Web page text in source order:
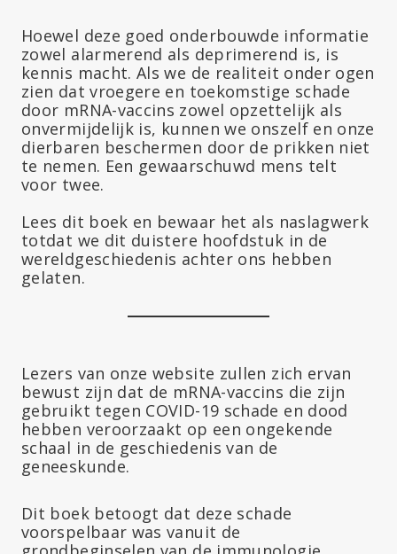
Hoewel deze goed onderbouwde informatie
zowel alarmerend als deprimerend is, is
kennis macht. Als we de realiteit onder ogen
zien dat vroegere en toekomstige schade
door mRNA-vaccins zowel opzettelijk als
onvermijdelijk is, kunnen we onszelf en onze
dierbaren beschermen door de prikken niet
te nemen. Een gewaarschuwd mens telt
voor twee.
Lees dit boek en bewaar het als naslagwerk
totdat we dit duistere hoofdstuk in de
wereldgeschiedenis achter ons hebben
gelaten.
Lezers van onze website zullen zich ervan
bewust zijn dat de mRNA-vaccins die zijn
gebruikt tegen COVID-19 schade en dood
hebben veroorzaakt op een ongekende
schaal in de geschiedenis van de
geneeskunde.
Dit boek betoogt dat deze schade
voorspelbaar was vanuit de